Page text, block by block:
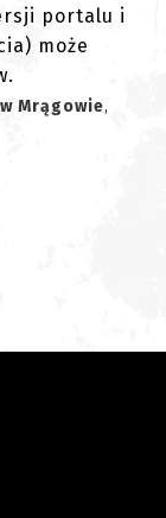
portalu i
może
w Mrągowie,